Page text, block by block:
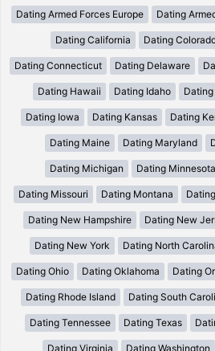
Dating Armed Forces Europe Dating
Dating California Dating
Dating Connecticut Dating Delaware
Dating Hawaii Dating Idaho
Dating Iowa Dating Kansas Dating
Dating Maine Dating Maryland
Dating Michigan Dating Minnesota
Dating Missouri Dating Montana
Dating New Hampshire Dating New
Dating New York Dating North
Dating Ohio Dating Oklahoma Dating
Dating Rhode Island Dating South
Dating Tennessee Dating Texas
Dating Virginia Dating Washington